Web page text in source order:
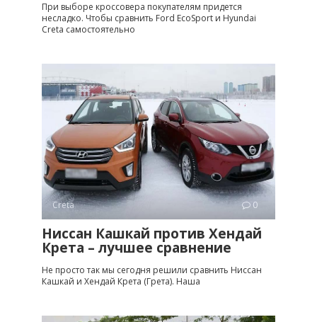
При выборе кроссовера покупателям придется
несладко. Чтобы сравнить Ford EcoSport и Hyundai
Creta самостоятельно
Creta 0
Ниссан Кашкай против Хендай
Крета – лучшее сравнение
Не просто так мы сегодня решили сравнить Ниссан
Кашкай и Хендай Крета (Грета). Наша